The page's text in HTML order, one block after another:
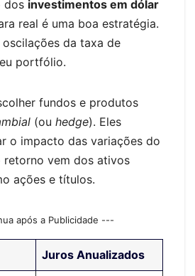
dos investimentos em dólar
real é uma boa estratégia.
da taxa de
portfólio.
fundos e produtos
(ou hedge). Eles
o impacto das variações do
retorno vem dos ativos
ações e títulos.
após a Publicidade ---
Juros Anualizados